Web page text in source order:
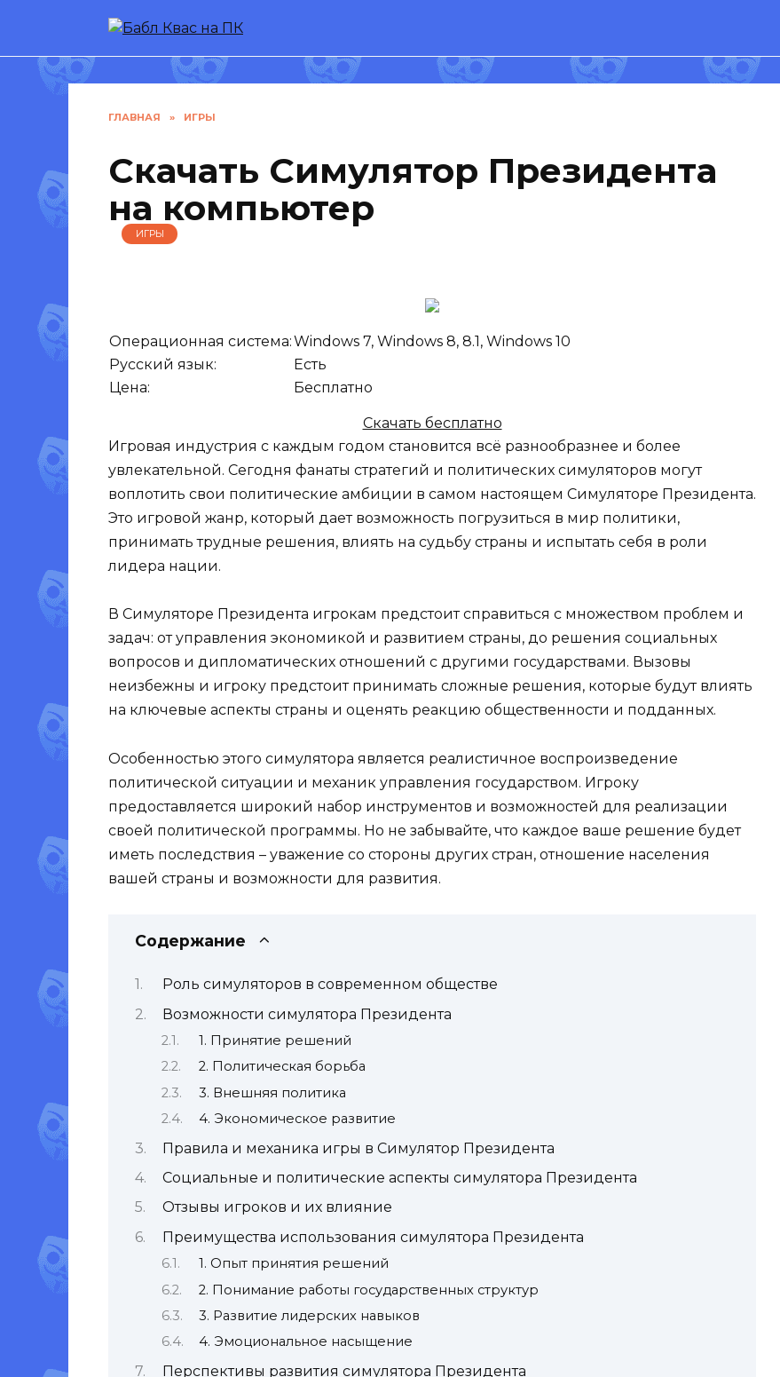
содержанию
ГЛАВНАЯ » ИГРЫ
Скачать Симулятор Президента
на компьютер
ИГРЫ
Операционная система:Windows 7, Windows 8, 8.1, Windows 10
Русский язык:
Есть
Цена:
Бесплатно
Скачать бесплатно
Игровая индустрия с каждым годом становится всё разнообразнее и более
увлекательной. Сегодня фанаты стратегий и политических симуляторов могут
воплотить свои политические амбиции в самом настоящем Симуляторе Президента.
Это игровой жанр, который дает возможность погрузиться в мир политики,
принимать трудные решения, влиять на судьбу страны и испытать себя в роли
лидера нации.
В Симуляторе Президента игрокам предстоит справиться с множеством проблем и
задач: от управления экономикой и развитием страны, до решения социальных
вопросов и дипломатических отношений с другими государствами. Вызовы
неизбежны и игроку предстоит принимать сложные решения, которые будут влиять
на ключевые аспекты страны и оценять реакцию общественности и подданных.
Особенностью этого симулятора является реалистичное воспроизведение
политической ситуации и механик управления государством. Игроку
предоставляется широкий набор инструментов и возможностей для реализации
своей политической программы. Но не забывайте, что каждое ваше решение будет
иметь последствия – уважение со стороны других стран, отношение населения
вашей страны и возможности для развития.
Содержание
Роль симуляторов в современном обществе
Возможности симулятора Президента
1. Принятие решений
2. Политическая борьба
3. Внешняя политика
4. Экономическое развитие
Правила и механика игры в Симулятор Президента
Социальные и политические аспекты симулятора Президента
Отзывы игроков и их влияние
Преимущества использования симулятора Президента
1. Опыт принятия решений
2. Понимание работы государственных структур
3. Развитие лидерских навыков
4. Эмоциональное насыщение
Перспективы развития симулятора Президента